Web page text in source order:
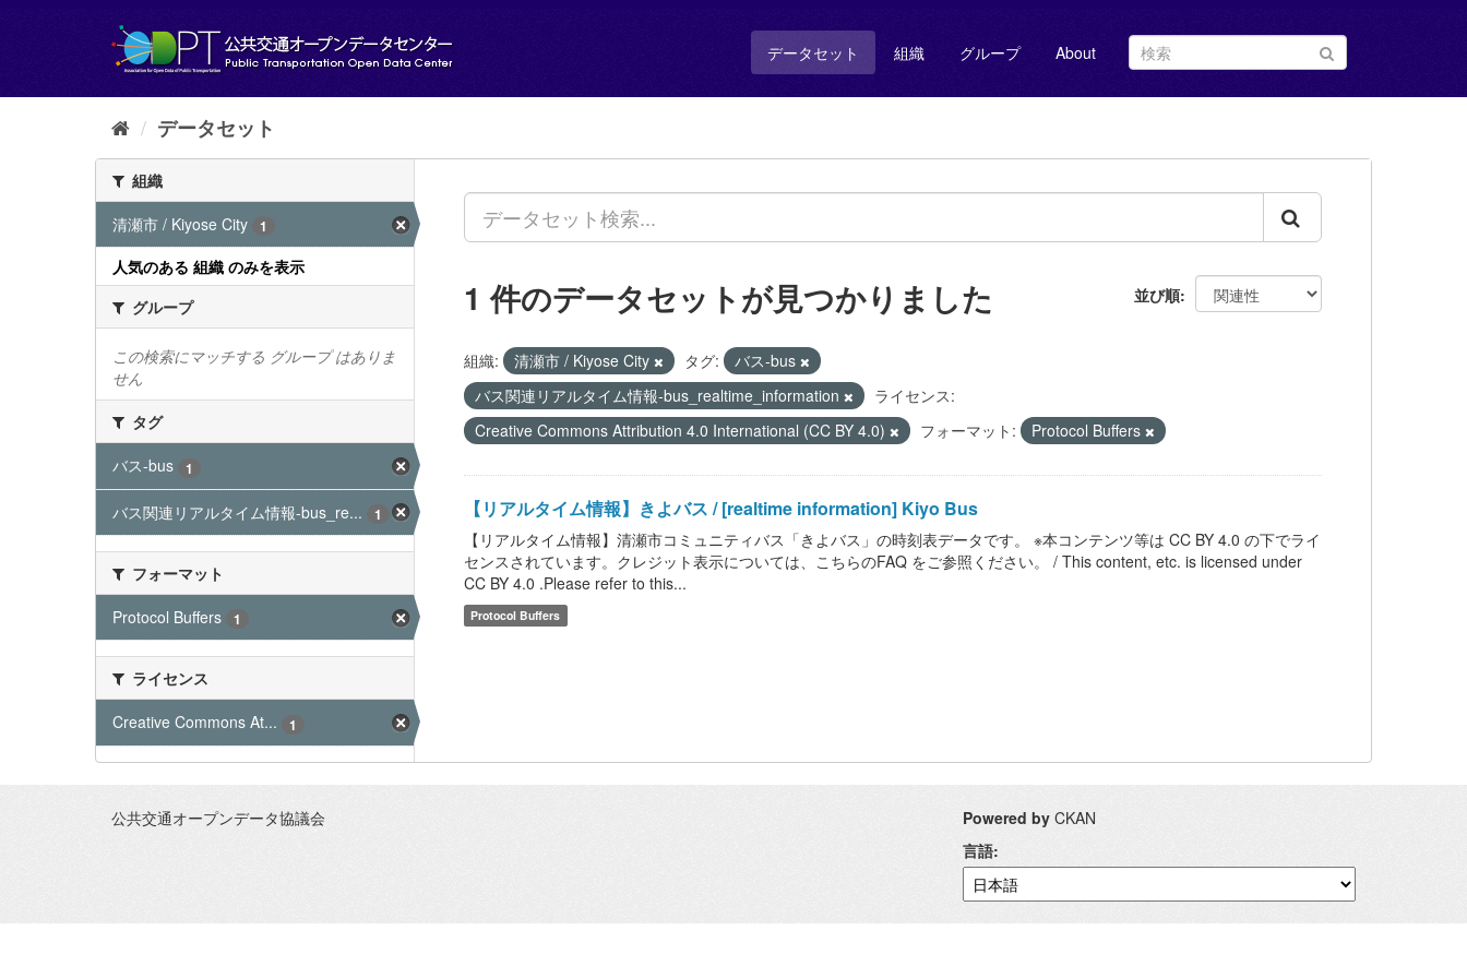
し
データセット 組織 グループ About
データセット
組織
清瀬市 / Kiyose City
1
人気のある 組織 のみを表示
グループ
この検索にマッチする グループ はありま
せん
タグ
バス-bus
1
バス関連リアルタイム情報-bus_re... 1
フォーマット
Protocol Buffers
1
ライセンス
Creative Commons At...
1
並び順
1 件のデータセットが見つかりました
組織: 清瀬市 / Kiyose City タグ:
バス-bus
バス関連リアルタイム情報-bus_realtime_information
ライセンス:
Creative Commons Attribution 4.0 International (CC BY 4.0)
フォーマット: Protocol Buffers
【リアルタイム情報】きよバス / [realtime information] Kiyo Bus
【リアルタイム情報】清瀬市コミュニティバス「きよバス」の時刻表データです。 ※本コンテンツ等は CC BY 4.0 の下でライ
センスされています。クレジット表示については、こちらのFAQ をご参照ください。 / This content, etc. is licensed under
CC BY 4.0 .Please refer to this...
Protocol Buffers
公共交通オープンデータ協議会 Powered by CKAN
言語